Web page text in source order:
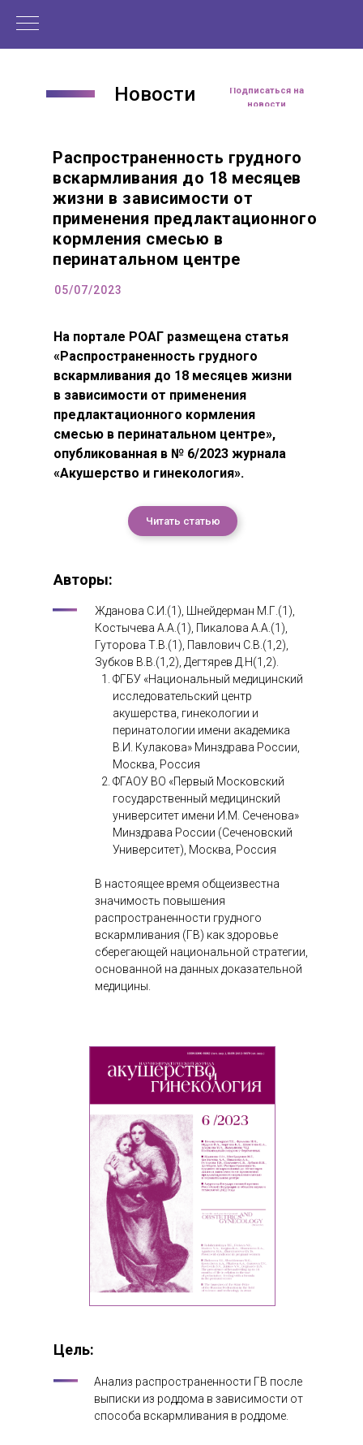
Новости
Подписаться на
новости
Распространенность грудного
вскармливания до 18 месяцев
жизни в зависимости от
применения предлактационного
кормления смесью в
перинатальном центре
05/07/2023
На портале РОАГ размещена статья
«Распространенность грудного
вскармливания до 18 месяцев жизни
в зависимости от применения
предлактационного кормления
смесью в перинатальном центре»,
опубликованная в № 6/2023 журнала
«Акушерство и гинекология».
Жданова С.И.(1), Шнейдерман М.Г.(1),
Костычева А.А.(1), Пикалова А.А.(1),
Гуторова Т.В.(1), Павлович С.В.(1,2),
Зубков В.В.(1,2), Дегтярев Д.Н(1,2).
ФГБУ «Национальный медицинский
исследовательский центр
акушерства, гинекологии и
перинатологии имени академика
В.И. Кулакова» Минздрава России,
Москва, Россия
ФГАОУ ВО «Первый Московский
государственный медицинский
университет имени И.М. Сеченова»
Минздрава России (Сеченовский
Университет), Москва, Россия
В настоящее время общеизвестна
значимость повышения
распространенности грудного
вскармливания (ГВ) как здоровье
сберегающей национальной стратегии,
основанной на данных доказательной
медицины.
Читать статью
Авторы:
Цель:
Анализ распространенности ГВ после
выписки из роддома в зависимости от
способа вскармливания в роддоме.